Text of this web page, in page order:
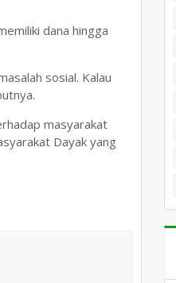
dana hingga
sosial. Kalau
masyarakat
Dayak yang